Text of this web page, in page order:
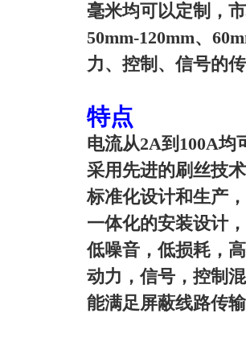
毫米均可以定制，
50mm-120mm、
力、控制、信号的
特点
电流从2A到100A均
采用先进的刷丝技
标准化设计和生产
一体化的安装设计
低噪音，低损耗，
动力，信号，控制
能满足屏蔽线路传